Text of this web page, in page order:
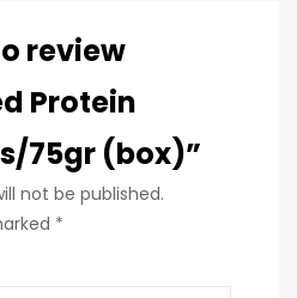
review
Protein
75gr (box)”
not be published.
*